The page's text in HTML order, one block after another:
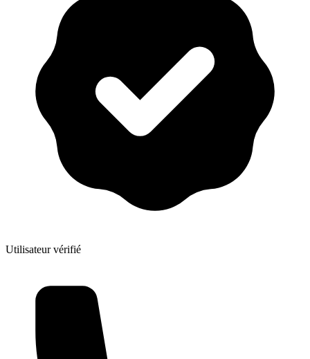
Utilisateur vérifié